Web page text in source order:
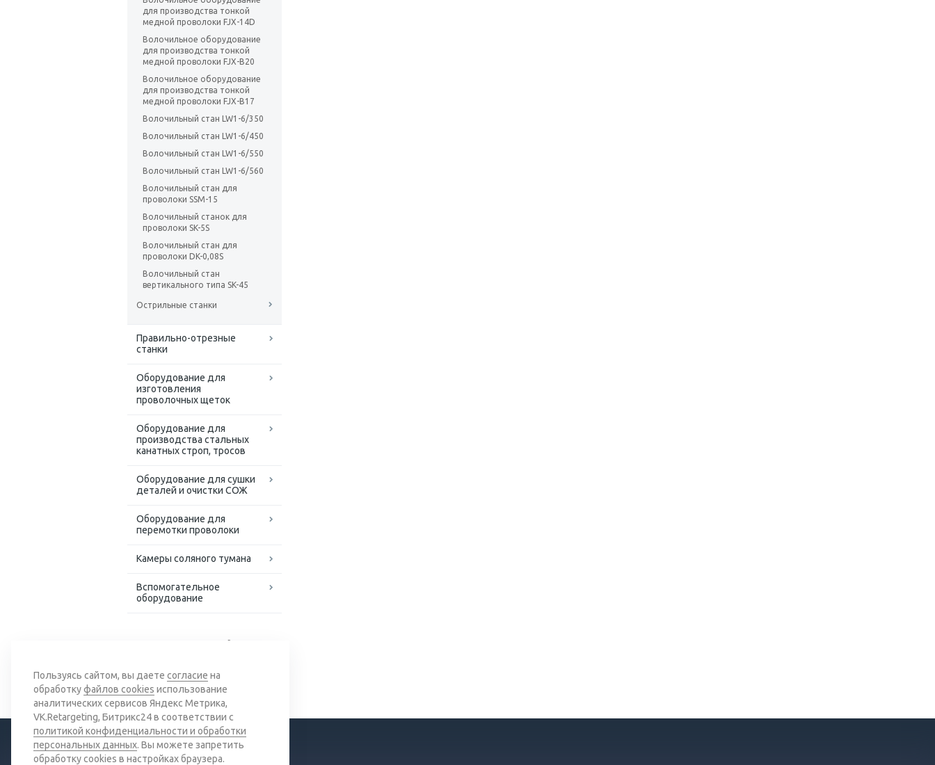
для производства тонкой
медной проволоки FJX-14D
Волочильное оборудование
для производства тонкой
медной проволоки FJX-B20
Волочильное оборудование
для производства тонкой
медной проволоки FJX-B17
Волочильный стан LW1-6/350
Волочильный стан LW1-6/450
Волочильный стан LW1-6/550
Волочильный стан LW1-6/560
Волочильный стан для
проволоки SSM-15
Волочильный станок для
проволоки SK-5S
Волочильный стан для
проволоки DK-0,08S
Волочильный стан
вертикального типа SK-45
Острильные станки
Правильно-отрезные
станки
Оборудование для
изготовления
проволочных щеток
Оборудование для
производства стальных
канатных строп, тросов
Оборудование для сушки
деталей и очистки СОЖ
Оборудование для
перемотки проволоки
Камеры соляного тумана
Вспомогательное
оборудование
Доступные решения для
Пользуясь сайтом, вы даете согласие на
обработкуфайлов cookies использование
аналитических сервисов Яндекс Метрика,
VK.Retargeting, Битрикс24 в соответствии с
политикой конфиденциальности и обработки
персональных данных. Вы можете запретить
обработку cookies в настройках браузера.